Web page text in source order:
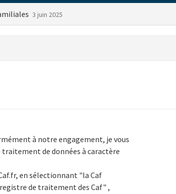
3 juin 2025
à notre engagement, je vous
de données à caractère
en sélectionnant "la Caf
de traitement des Caf" ,